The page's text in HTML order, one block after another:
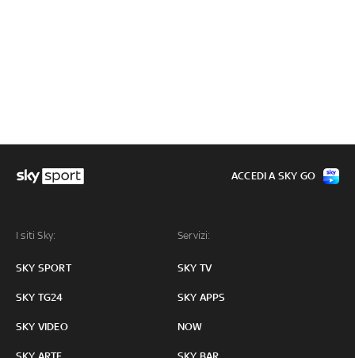
I siti Sky:
SKY SPORT
SKY TG24
SKY VIDEO
Servizi:
SKY TV
SKY APPS
NOW
ACCEDI A SKY GO